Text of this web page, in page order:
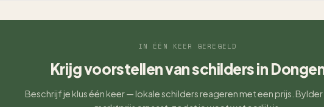
IN ÉÉN KEER GEREGELD
Krijg voorstellen van schilders in
Beschrijf je klus één keer — lokale schilders reageren met een prijs.